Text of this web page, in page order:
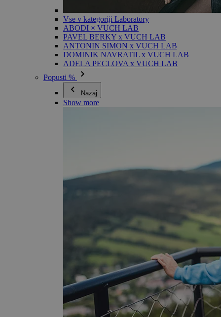
Vse v kategoriji Laboratory
ABODI × VUCH LAB
PAVEL BERKY x VUCH LAB
ANTONIN SIMON x VUCH LAB
DOMINIK NAVRATIL x VUCH LAB
ADELA PECLOVA x VUCH LAB
Popusti %
Nazaj
Show more